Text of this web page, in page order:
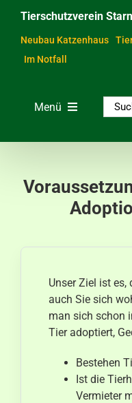
Inhalt
springen
Tierschutzverein
Neubau Katzenhaus
Im Notfall
Menü
Über das Tierheim
Ratgeber & Service
Aktuelles
Kontakt
nach:
Unser Ziel ist
auch Sie sich
man sich schon
Tier adoptiert,
Bestehen
Ist die
Vermieter